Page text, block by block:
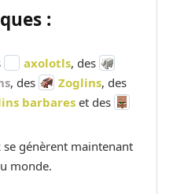
:
axolotls, des
, des Zoglins, des
barbares et des
se génèrent maintenant
monde.